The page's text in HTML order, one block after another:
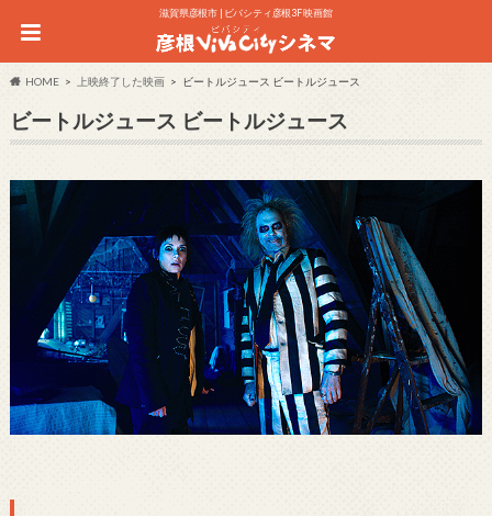
滋賀県彦根市 | ビバシティ彦根3F 映画館
HOME 上映終了した映画 ビートルジュース ビートルジュース
ビートルジュース ビートルジュース